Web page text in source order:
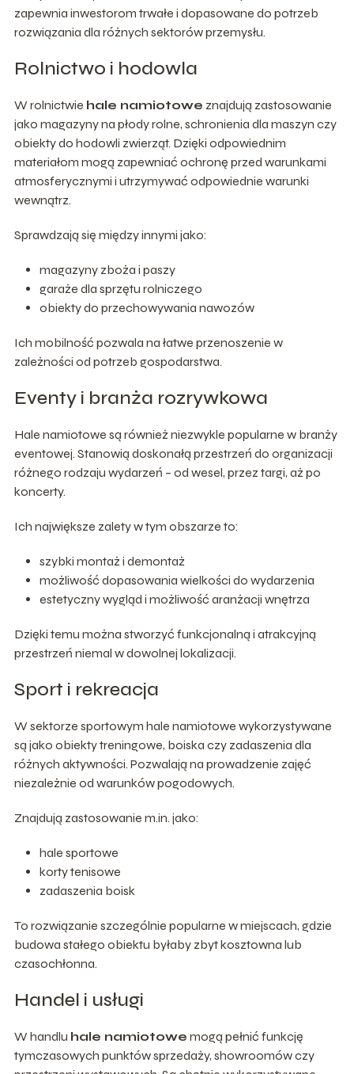
zapewnia inwestorom trwałe i dopasowane do potrzeb
rozwiązania dla różnych sektorów przemysłu.
Rolnictwo i hodowla
W rolnictwie hale namiotowe znajdują zastosowanie
jako magazyny na płody rolne, schronienia dla maszyn czy
obiekty do hodowli zwierząt. Dzięki odpowiednim
materiałom mogą zapewniać ochronę przed warunkami
atmosferycznymi i utrzymywać odpowiednie warunki
wewnątrz.
Sprawdzają się między innymi jako:
magazyny zboża i paszy
garaże dla sprzętu rolniczego
obiekty do przechowywania nawozów
Ich mobilność pozwala na łatwe przenoszenie w
zależności od potrzeb gospodarstwa.
Eventy i branża rozrywkowa
Hale namiotowe są również niezwykle popularne w branży
eventowej. Stanowią doskonałą przestrzeń do organizacji
różnego rodzaju wydarzeń – od wesel, przez targi, aż po
koncerty.
Ich największe zalety w tym obszarze to:
szybki montaż i demontaż
możliwość dopasowania wielkości do wydarzenia
estetyczny wygląd i możliwość aranżacji wnętrza
Dzięki temu można stworzyć funkcjonalną i atrakcyjną
przestrzeń niemal w dowolnej lokalizacji.
Sport i rekreacja
W sektorze sportowym hale namiotowe wykorzystywane
są jako obiekty treningowe, boiska czy zadaszenia dla
różnych aktywności. Pozwalają na prowadzenie zajęć
niezależnie od warunków pogodowych.
Znajdują zastosowanie m.in. jako:
hale sportowe
korty tenisowe
zadaszenia boisk
To rozwiązanie szczególnie popularne w miejscach, gdzie
budowa stałego obiektu byłaby zbyt kosztowna lub
czasochłonna.
Handel i usługi
W handlu hale namiotowe mogą pełnić funkcję
tymczasowych punktów sprzedaży, showroomów czy